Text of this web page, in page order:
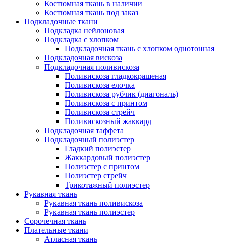
Костюмная ткань в наличии
Костюмная ткань под заказ
Подкладочные ткани
Подкладка нейлоновая
Подкладка с хлопком
Подкладочная ткань с хлопком однотонная
Подкладочная вискоза
Подкладочная поливискоза
Поливискоза гладкокрашеная
Поливискоза елочка
Поливискоза рубчик (диагональ)
Поливискоза с принтом
Поливискоза стрейч
Поливискозный жаккард
Подкладочная таффета
Подкладочный полиэстер
Гладкий полиэстер
Жаккардовый полиэстер
Полиэстер с принтом
Полиэстер стрейч
Трикотажный полиэстер
Рукавная ткань
Рукавная ткань поливискоза
Рукавная ткань полиэстер
Сорочечная ткань
Плательные ткани
Атласная ткань